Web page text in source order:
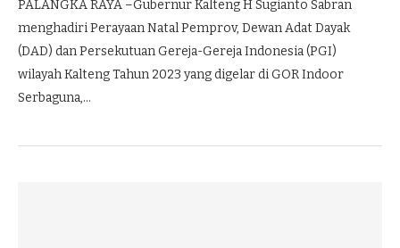
PALANGKA RAYA –Gubernur Kalteng H Sugianto Sabran
menghadiri Perayaan Natal Pemprov, Dewan Adat Dayak
(DAD) dan Persekutuan Gereja-Gereja Indonesia (PGI)
wilayah Kalteng Tahun 2023 yang digelar di GOR Indoor
Serbaguna,…